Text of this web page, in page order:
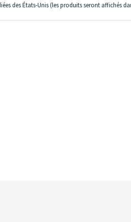
des États-Unis (les produits seront affichés